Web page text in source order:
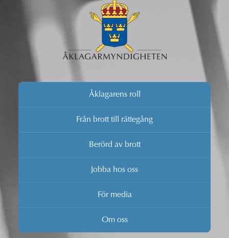
Åklagarens roll
Från brott till rättegång
Berörd av brott
Jobba hos oss
För media
Om oss